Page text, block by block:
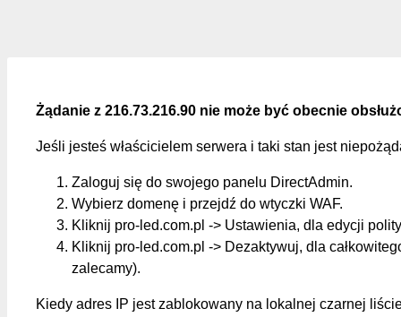
Żądanie z 216.73.216.90 nie może być obecnie
Jeśli jesteś właścicielem serwera i taki stan jest
Zaloguj się do swojego panelu DirectAdmin.
Wybierz domenę i przejdź do wtyczki WAF.
Kliknij pro-led.com.pl -> Ustawienia, dla edycji
Kliknij pro-led.com.pl -> Dezaktywuj, dla
zalecamy).
Kiedy adres IP jest zablokowany na lokalnej czarnej